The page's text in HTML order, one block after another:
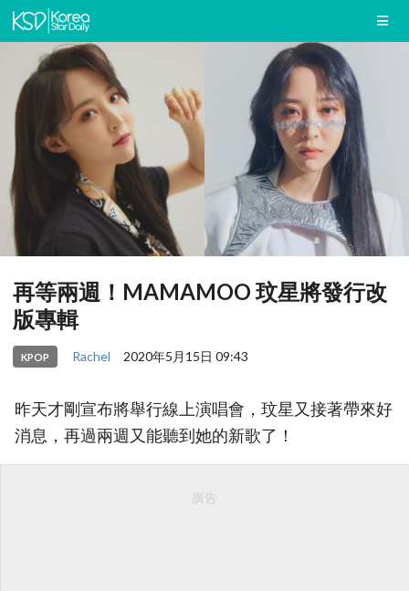
再等兩週！MAMAMOO 玟星將發行改
版專輯
KPOP Rachel 2020年5月15日 09:43
昨天才剛宣布將舉行線上演唱會，玟星又接著帶來好
消息，再過兩週又能聽到她的新歌了！
廣告